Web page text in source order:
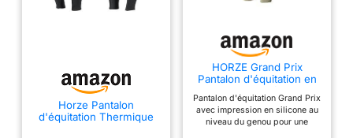
Horze Pantalon
d'équitation Thermique
HORZE Grand Prix
Pantalon d'équitation en
Pantalon d'équitation Grand Prix
avec impression en silicone au
niveau du genou pour une